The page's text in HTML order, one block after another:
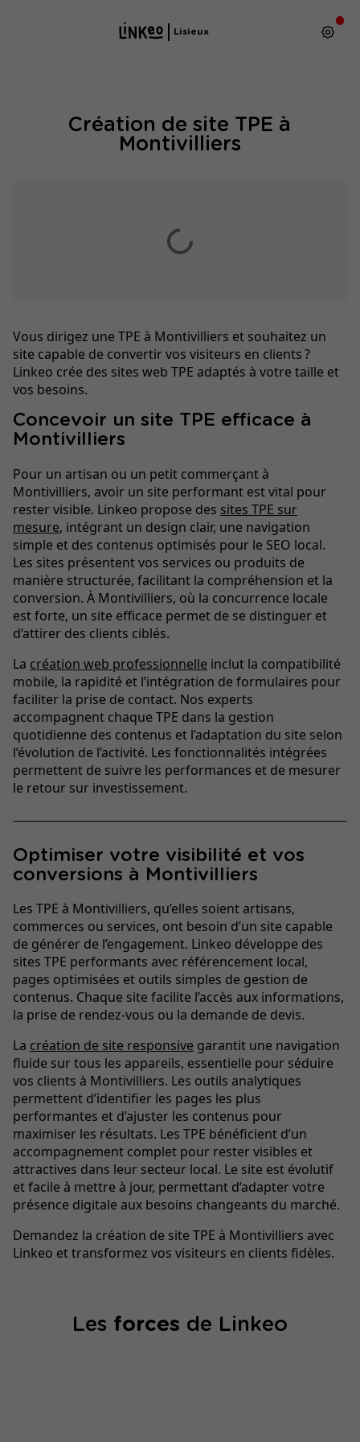
Lisieux
Création de site TPE à
Montivilliers
Vous dirigez une TPE à Montivilliers et souhaitez un
site capable de convertir vos visiteurs en clients ?
Linkeo crée des sites web TPE adaptés à votre taille et
vos besoins.
Concevoir un site TPE efficace à
Montivilliers
Pour un artisan ou un petit commerçant à
Montivilliers, avoir un site performant est vital pour
rester visible. Linkeo propose des sites TPE sur
mesure, intégrant un design clair, une navigation
simple et des contenus optimisés pour le SEO local.
Les sites présentent vos services ou produits de
manière structurée, facilitant la compréhension et la
conversion. À Montivilliers, où la concurrence locale
est forte, un site efficace permet de se distinguer et
d’attirer des clients ciblés.
La création web professionnelle inclut la compatibilité
mobile, la rapidité et l’intégration de formulaires pour
faciliter la prise de contact. Nos experts
accompagnent chaque TPE dans la gestion
quotidienne des contenus et l’adaptation du site selon
l’évolution de l’activité. Les fonctionnalités intégrées
permettent de suivre les performances et de mesurer
le retour sur investissement.
Optimiser votre visibilité et vos
conversions à Montivilliers
Les TPE à Montivilliers, qu’elles soient artisans,
commerces ou services, ont besoin d’un site capable
de générer de l’engagement. Linkeo développe des
sites TPE performants avec référencement local,
pages optimisées et outils simples de gestion de
contenus. Chaque site facilite l’accès aux informations,
la prise de rendez-vous ou la demande de devis.
La création de site responsive garantit une navigation
fluide sur tous les appareils, essentielle pour séduire
vos clients à Montivilliers. Les outils analytiques
permettent d’identifier les pages les plus
performantes et d’ajuster les contenus pour
maximiser les résultats. Les TPE bénéficient d’un
accompagnement complet pour rester visibles et
attractives dans leur secteur local. Le site est évolutif
et facile à mettre à jour, permettant d’adapter votre
présence digitale aux besoins changeants du marché.
Demandez la création de site TPE à Montivilliers avec
Linkeo et transformez vos visiteurs en clients fidèles.
Les forces de Linkeo